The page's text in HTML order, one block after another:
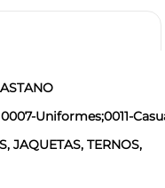
0007-Uniformes;0011-
JAQUETAS, TERNOS,